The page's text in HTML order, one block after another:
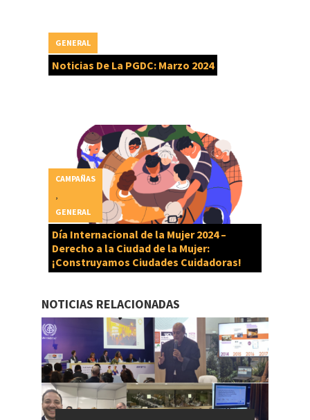
Noticias De La PGDC: Marzo 2024
GENERAL
Día Internacional de la Mujer 2024 –
Derecho a la Ciudad de la Mujer:
¡Construyamos Ciudades Cuidadoras!
CAMPAÑAS
GENERAL
NOTICIAS RELACIONADAS